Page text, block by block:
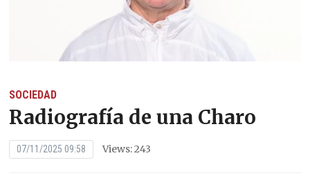
SOCIEDAD
Radiografía de una Charo
07/11/2025 09:58 Views: 243